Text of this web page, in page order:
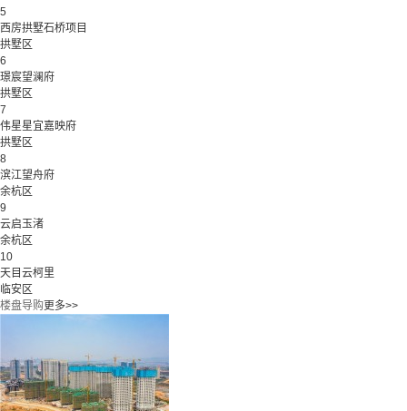
5
西房拱墅石桥项目
拱墅区
6
璟宸望澜府
拱墅区
7
伟星星宜嘉映府
拱墅区
8
滨江望舟府
余杭区
9
云启玉渚
余杭区
10
天目云柯里
临安区
楼盘导购更多>>